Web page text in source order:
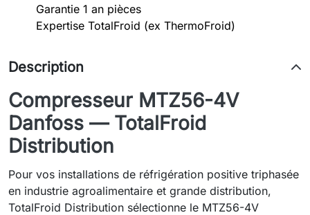
Garantie 1 an pièces
Expertise TotalFroid (ex ThermoFroid)
Description
Compresseur MTZ56-4V
Danfoss — TotalFroid
Distribution
Pour vos installations de réfrigération positive triphasée
en industrie agroalimentaire et grande distribution,
TotalFroid Distribution sélectionne le MTZ56-4V